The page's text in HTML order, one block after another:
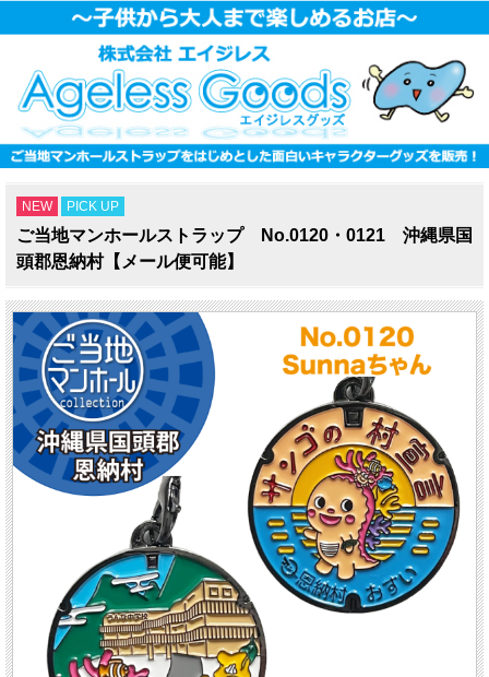
NEW PICK UP
ご当地マンホールストラップ No.0120・0121 沖縄県国
頭郡恩納村【メール便可能】